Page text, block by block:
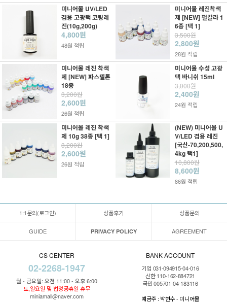
미니어몰 UV/LED
겸용 고광택 코팅레
진(10g,200g)
4,800원
48원 적립
미니어몰 레진착색
제 [NEW] 펄칼라 1
6종 [택 1]
3,500원
2,800원
28원 적립
미니어몰 레진 착색
제 [NEW] 파스텔톤
18종
3,200원
2,600원
26원 적립
미니어몰 수성 고광
택 바니쉬 15ml
3,000원
2,400원
24원 적립
미니어몰 레진 착색
제 10g 38종 [택 1]
3,200원
2,600원
26원 적립
(NEW) 미니어몰 U
V/LED 겸용 레진
[국산-70,200,500,
4kg 택1]
10,800원
8,600원
86원 적립
1:1문의(로그인) 상품후기 상품문의
GUIDE PRIVACY POLICY AGREEMENT
CS CENTER
02-2268-1947
월 - 금요일: 오전 11:00 - 오후 6:00
토,일요일 및 법정공휴일 휴무
miniamall@naver.com
BANK ACCOUNT
기업 031-094915-04-016
신한 110-162-884721
국민 005701-04-183116
예금주 : 박현수 - 미니어몰